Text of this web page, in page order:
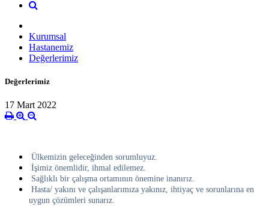
Kurumsal
Hastanemiz
Değerlerimiz
Değerlerimiz
17 Mart 2022
Ülkemizin geleceğinden sorumluyuz.
İşimiz önemlidir, ihmal edilemez.
Sağlıklı bir çalışma ortamının önemine inanırız.
Hasta/ yakını ve çalışanlarımıza yakınız, ihtiyaç ve sorunlarına en
uygun çözümleri sunarız.